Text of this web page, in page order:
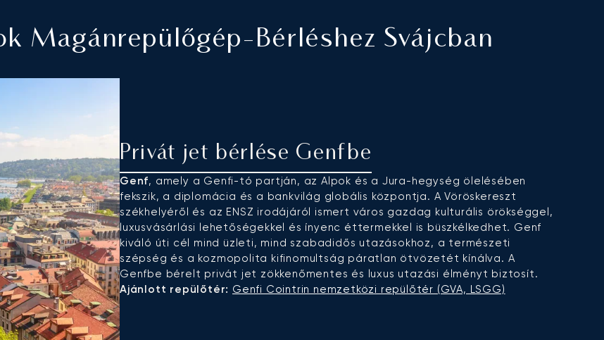
Magánrepülőgép-Bérléshez Svájcban
Privát jet bérlése Genfbe
Genf, amely a Genfi-tó partján, az Alpok és a Jura-hegység ölelésében
fekszik, a diplomácia és a bankvilág globális központja. A Vöröskereszt
székhelyéről és az ENSZ irodájáról ismert város gazdag kulturális örökséggel,
luxusvásárlási lehetőségekkel és ínyenc éttermekkel is büszkélkedhet. Genf
kiváló úti cél mind üzleti, mind szabadidős utazásokhoz, a természeti
szépség és a kozmopolita kifinomultság páratlan ötvözetét kínálva. A
Genfbe bérelt privát jet zökkenőmentes és luxus utazási élményt biztosít.
Ajánlott repülőtér: Genfi Cointrin nemzetközi repülőtér (GVA, LSGG)